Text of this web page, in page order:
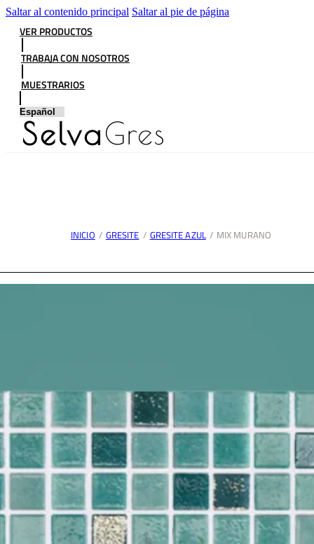
Saltar al contenido principal Saltar al pie de página
VER PRODUCTOS
TRABAJA CON NOSOTROS
MUESTRARIOS
INICIO / GRESITE / GRESITE AZUL / MIX MURANO